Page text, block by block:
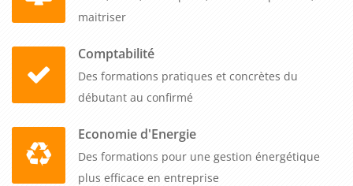
maitriser
Comptabilité
Des formations pratiques et concrètes du
débutant au confirmé
Economie d'Energie
Des formations pour une gestion énergétique
plus efficace en entreprise